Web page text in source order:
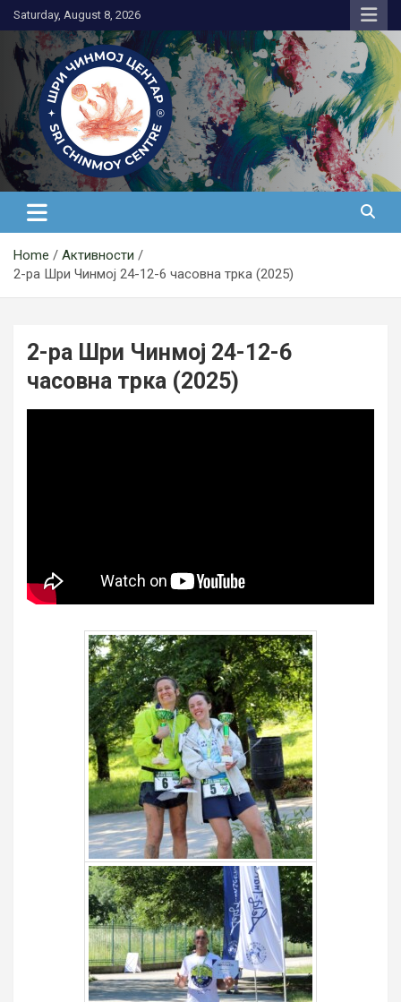
Skip
to
content
Saturday, August 8, 2026
Медитација
Home
Активности
2-ра Шри Чинмој 24-12-6 часовна трка (2025)
2-ра Шри Чинмој 24-12-6
часовна трка (2025)